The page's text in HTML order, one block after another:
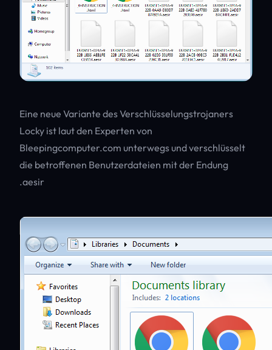
Eine neue Variante des Verschlüsselungstrojaners
Locky ist laut den Experten von
Bleepingcomputer.com unterwegs und verschlüsselt
die betroffenen Benutzerdateien mit der Endung
.aesir